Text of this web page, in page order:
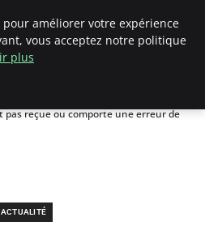
pas reçue ou comporte une erreur de
ACTUALITÉ
améliorer votre expérience
vous acceptez notre politique
plus